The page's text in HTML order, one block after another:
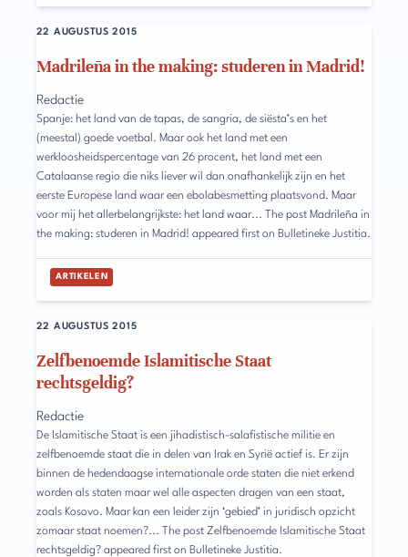
Madrileña in the making: studeren in Madrid!
22 AUGUSTUS 2015
Redactie
Spanje: het land van de tapas, de sangria, de siësta’s en het
(meestal) goede voetbal. Maar ook het land met een
werkloosheidspercentage van 26 procent, het land met een
Catalaanse regio die niks liever wil dan onafhankelijk zijn en het
eerste Europese land waar een ebolabesmetting plaatsvond. Maar
voor mij het allerbelangrijkste: het land waar... The post Madrileña in
the making: studeren in Madrid! appeared first on Bulletineke Justitia.
ARTIKELEN
Zelfbenoemde Islamitische Staat
rechtsgeldig?
22 AUGUSTUS 2015
Redactie
De Islamitische Staat is een jihadistisch-salafistische militie en
zelfbenoemde staat die in delen van Irak en Syrië actief is. Er zijn
binnen de hedendaagse internationale orde staten die niet erkend
worden als staten maar wel alle aspecten dragen van een staat,
zoals Kosovo. Maar kan een leider zijn ‘gebied’ in juridisch opzicht
zomaar staat noemen?... The post Zelfbenoemde Islamitische Staat
rechtsgeldig? appeared first on Bulletineke Justitia.